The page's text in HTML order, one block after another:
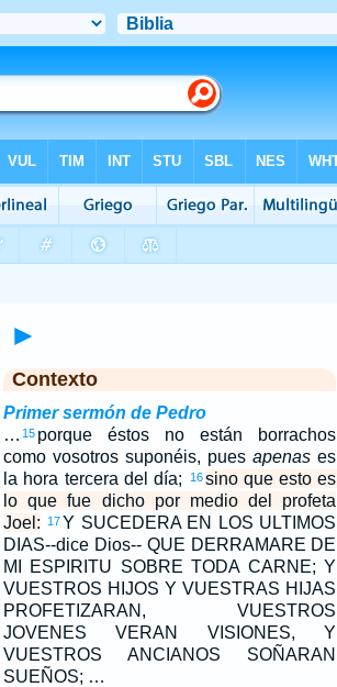
►
Contexto
Primer sermón de Pedro
… 15 porque éstos no están borrachos
como vosotros suponéis, puesapenas es
la hora tercera del día;
16 sino que esto es
lo que fue dicho por medio del profeta
Joel:
17 Y SUCEDERA EN LOS ULTIMOS
DIAS--dice Dios-- QUE DERRAMARE DE
MI ESPIRITU SOBRE TODA CARNE; Y
VUESTROS HIJOS Y VUESTRAS HIJAS
PROFETIZARAN, VUESTROS
JOVENES VERAN VISIONES, Y
VUESTROS ANCIANOS SOÑARAN
SUEÑOS; …